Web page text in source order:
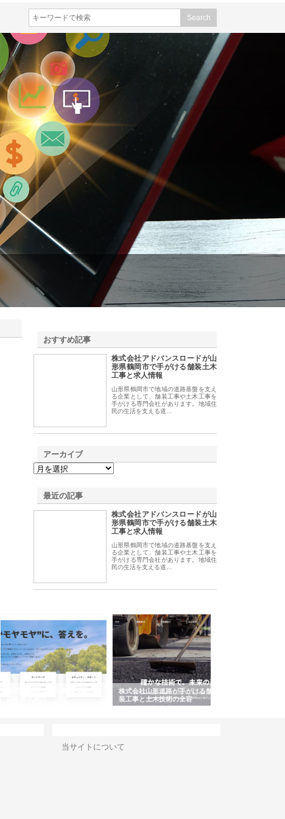
おすすめ記事
株式会社アドバンスロードが山
形県鶴岡市で手がける舗装土木
工事と求人情報
山形県鶴岡市で地域の道路基盤を支え
る企業として、舗装工事や土木工事を
手がける専門会社があります。地域住
民の生活を支える道…
アーカイブ
最近の記事
株式会社アドバンスロードが山
形県鶴岡市で手がける舗装土木
工事と求人情報
山形県鶴岡市で地域の道路基盤を支え
る企業として、舗装工事や土木工事を
手がける専門会社があります。地域住
民の生活を支える道…
株式会社ＣＳＡの事業内容と強
株式会社山形道路が手がける舗
装工事と土木技術の全容
当サイトについて